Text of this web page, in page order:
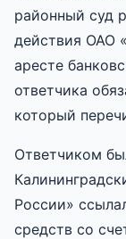
районный суд
действия ОАО
аресте
ответчика
который
Ответчиком
России»
средств со